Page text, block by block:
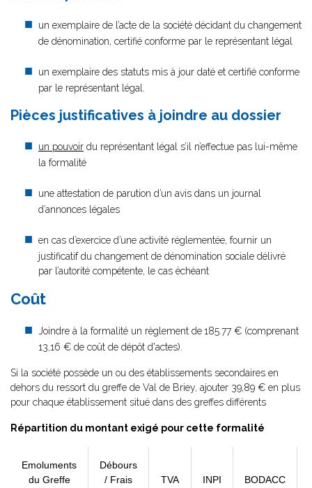
un exemplaire de l’acte de la société décidant du changement
de dénomination, certifié conforme par le représentant légal
un exemplaire des statuts mis à jour daté et certifié conforme
par le représentant légal.
Pièces justificatives à joindre au dossier
un pouvoir du représentant légal s’il n’effectue pas lui-même
la formalité
une attestation de parution d’un avis dans un journal
d’annonces légales
en cas d’exercice d’une activité réglementée, fournir un
justificatif du changement de dénomination sociale délivré
par l’autorité compétente, le cas échéant
Coût
Joindre à la formalité un règlement de185.77 € (comprenant
13,16 € de coût de dépôt d'actes).
Si la société possède un ou des établissements secondaires en
dehors du ressort du greffe de Val de Briey, ajouter 39,89 € en plus
pour chaque établissement situé dans des greffes différents
Répartition du montant exigé pour cette formalité
Emoluments
du Greffe
Débours
/ Frais
TVA INPI BODACC